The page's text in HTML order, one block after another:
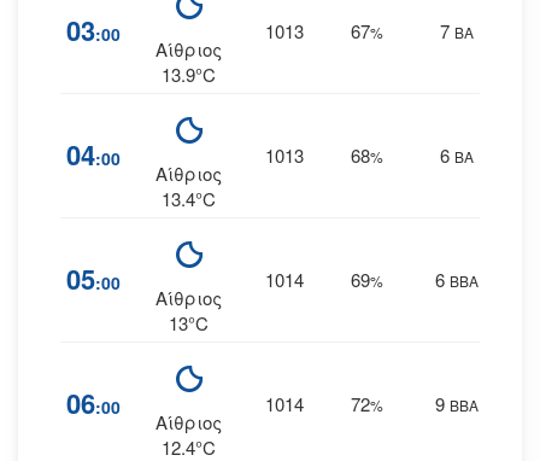
03:00
Αίθριος
13.9°C
1013 67% 7 ΒΑ
04:00
Αίθριος
13.4°C
1013 68% 6 ΒΑ
05:00
Αίθριος
13°C
1014 69% 6 ΒΒΑ
06:00
Αίθριος
12.4°C
1014 72% 9 ΒΒΑ